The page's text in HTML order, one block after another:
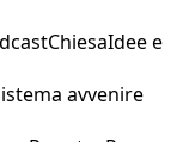
ChiesaIdee e
avvenire